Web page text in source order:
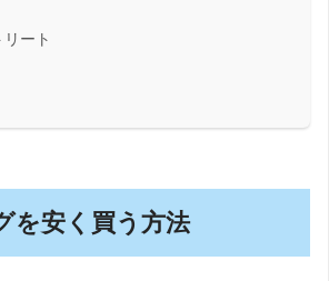
ート
を安く買う方法